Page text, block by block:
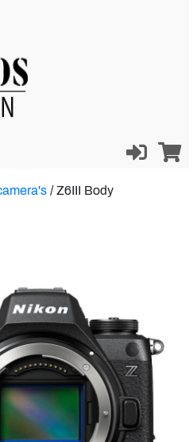
/Z6III Body